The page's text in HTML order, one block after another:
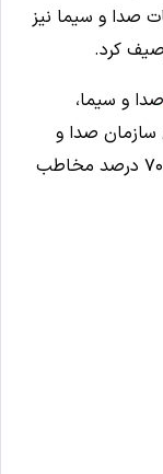
صدا و سیما نیز
کرد.
و سیما،
سازمان صدا و
صدا و سیما بالای ۷۰ درصد مخاطب